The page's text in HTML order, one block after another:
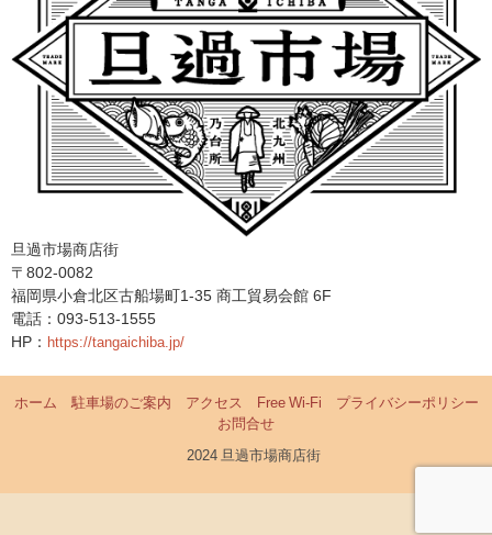
旦過市場商店街
〒802-0082
福岡県小倉北区古船場町1-35 商工貿易会館 6F
電話：093-513-1555
HP：
https://tangaichiba.jp/
ホーム 駐車場のご案内 アクセス Free Wi-Fi
プライバシーポリシー
お問合せ
©2024 旦過市場商店街